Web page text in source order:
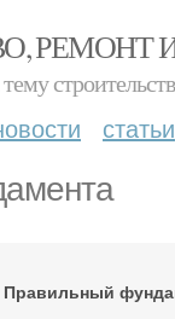
РЕМОНТ
статьи
Правильный